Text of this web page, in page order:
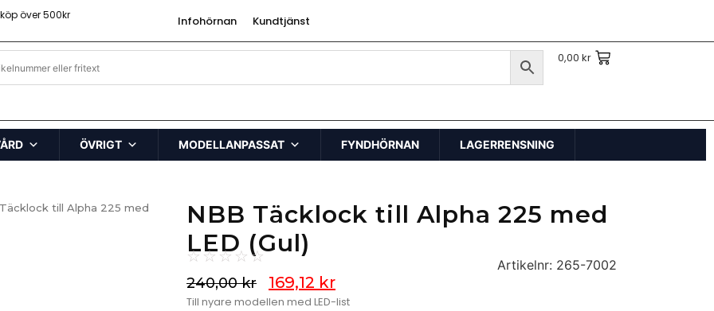
över 500kr Infohörnan Kundtjänst
0,00kr
ÖVRIGT MODELLANPASSAT FYNDHÖRNAN LAGERRENSNING
till Alpha 225 med
NBB Täcklock till Alpha 225 med
LED (Gul)
☆☆☆☆☆ Artikelnr: 265-7002
240,00kr 169,12 kr
Till nyare modellen med LED-list